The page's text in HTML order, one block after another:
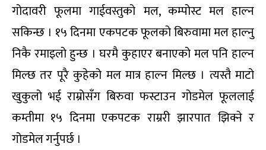
गोदावरी फूलमा गाईवस्तुको मल, कम्पोस्ट मल हाल्न
सकिन्छ । १५ दिनमा एकपटक फूलको बिरुवामा मल हाल्नु
निकै रमाइलो हुन्छ । घरमै कुहाएर बनाएको मल पनि हाल्न
मिल्छ तर पूरै कुहेको मल मात्र हाल्न मिल्छ । त्यस्तै माटो
खुकुलो भई राम्रोसँग बिरुवा फस्टाउन गोडमेल फूललाई
कम्तीमा १५ दिनमा एकपटक राम्ररी झारपात झिक्ने र
गोडमेल गर्नुपर्छ ।